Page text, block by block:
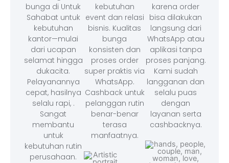
bunga di Untuk
Sahabat untuk
kebutuhan
kantor—mulai
dari ucapan
selamat hingga
dukacita.
Pelayanannya
cepat, hasilnya
selalu rapi, .
Sangat
membantu
untuk
kebutuhan rutin
perusahaan.
kebutuhan
event dan relasi
bisnis. Kualitas
bunga
konsisten dan
proses order
super praktis via
WhatsApp.
Cashback untuk
pelanggan rutin
benar-benar
terasa
manfaatnya.
karena order
bisa dilakukan
langsung dari
WhatsApp atau
aplikasi tanpa
proses panjang.
Kami sudah
langganan dan
selalu puas
dengan
layanan serta
cashbacknya.